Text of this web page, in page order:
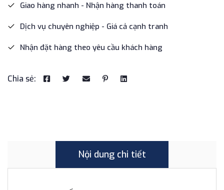
Giao hàng nhanh - Nhận hàng thanh toán
Dịch vụ chuyên nghiệp - Giá cả cạnh tranh
Nhận đặt hàng theo yêu cầu khách hàng
Chia sẻ:
Nội dung chi tiết